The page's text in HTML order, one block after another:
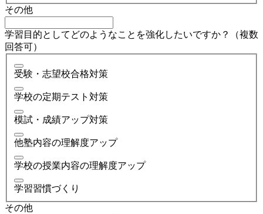
その他
学習目的としてどのようなことを強化したいですか？（複数
回答可）
受験・志望校合格対策
学校の定期テスト対策
模試・成績アップ対策
他塾内容の理解度アップ
学校の授業内容の理解度アップ
学習習慣づくり
その他